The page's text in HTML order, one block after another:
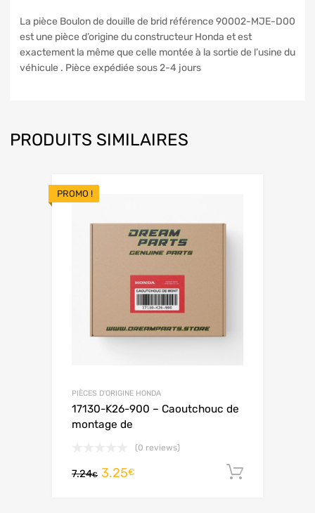
La pièce Boulon de douille de brid référence 90002-MJE-D00
est une pièce d’origine du constructeur Honda et est
exactement la même que celle montée à la sortie de l’usine du
véhicule . Pièce expédiée sous 2-4 jours
PRODUITS SIMILAIRES
PROMO !
PIÈCES D'ORIGINE HONDA
17130-K26-900 – Caoutchouc de
montage de
(0 reviews)
7.24€ 3.25€